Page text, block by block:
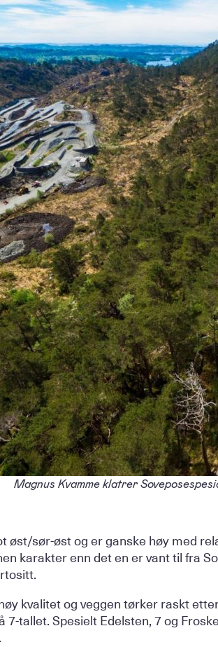
Magnus Kvamme klatrer
øst/sør-øst og er ganske høy med
karakter enn det en er vant til fra
kvalitet og veggen tørker raskt
7-tallet. Spesielt Edelsten, 7 og